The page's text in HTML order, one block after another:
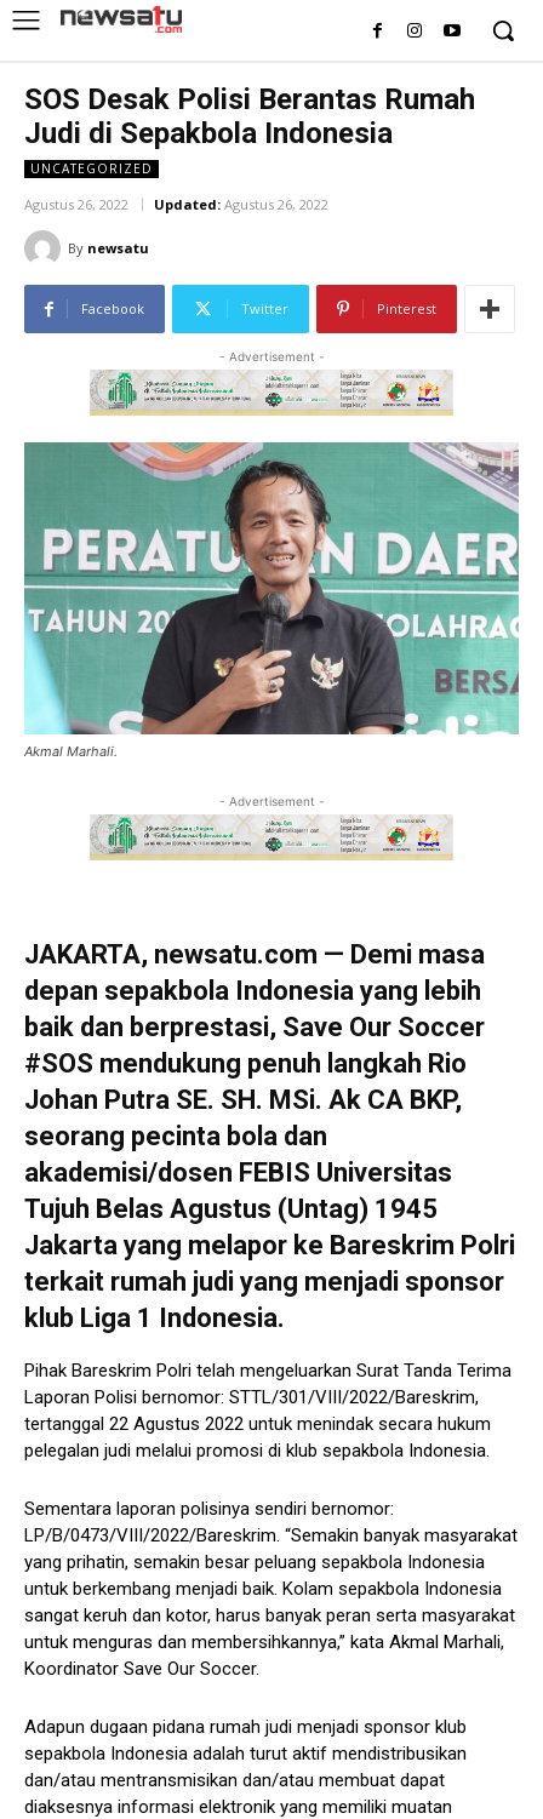
SOS Desak Polisi Berantas Rumah
Judi di Sepakbola Indonesia
UNCATEGORIZED
Agustus 26, 2022 Updated: Agustus 26, 2022
By newsatu
Facebook Twitter Pinterest
- Advertisement -
Akmal Marhali.
- Advertisement -
JAKARTA, newsatu.com — Demi masa
depan sepakbola Indonesia yang lebih
baik dan berprestasi, Save Our Soccer
#SOS mendukung penuh langkah Rio
Johan Putra SE. SH. MSi. Ak CA BKP,
seorang pecinta bola dan
akademisi/dosen FEBIS Universitas
Tujuh Belas Agustus (Untag) 1945
Jakarta yang melapor ke Bareskrim Polri
terkait rumah judi yang menjadi sponsor
klub Liga 1 Indonesia.
Pihak Bareskrim Polri telah mengeluarkan Surat Tanda Terima
Laporan Polisi bernomor: STTL/301/VIII/2022/Bareskrim,
tertanggal 22 Agustus 2022 untuk menindak secara hukum
pelegalan judi melalui promosi di klub sepakbola Indonesia.
Sementara laporan polisinya sendiri bernomor:
LP/B/0473/VIII/2022/Bareskrim. “Semakin banyak masyarakat
yang prihatin, semakin besar peluang sepakbola Indonesia
untuk berkembang menjadi baik. Kolam sepakbola Indonesia
sangat keruh dan kotor, harus banyak peran serta masyarakat
untuk menguras dan membersihkannya,” kata Akmal Marhali,
Koordinator Save Our Soccer.
Adapun dugaan pidana rumah judi menjadi sponsor klub
sepakbola Indonesia adalah turut aktif mendistribusikan
dan/atau mentransmisikan dan/atau membuat dapat
diaksesnya informasi elektronik yang memiliki muatan